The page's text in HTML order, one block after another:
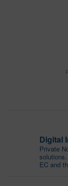
Digital
Private
EC and